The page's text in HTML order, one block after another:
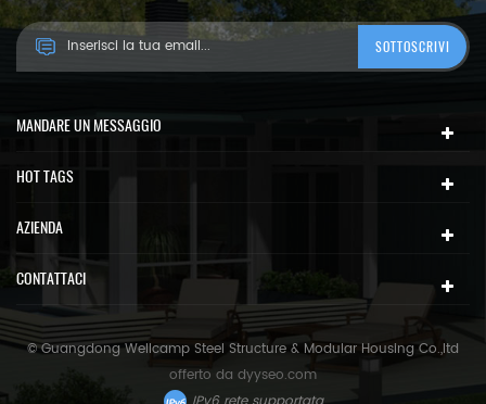
MANDARE UN MESSAGGIO
HOT TAGS
AZIENDA
CONTATTACI
© Guangdong Wellcamp Steel Structure & Modular Housing Co.,ltd
offerto da dyyseo.com